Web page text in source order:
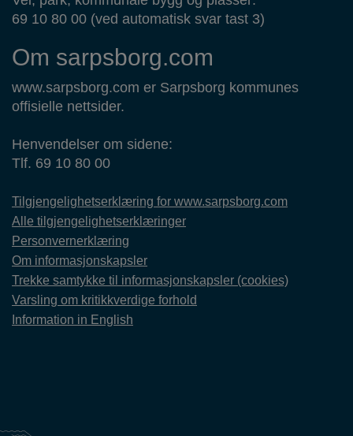
69 10 80 00 (ved automatisk svar tast 3)
Om sarpsborg.com
www.sarpsborg.com er Sarpsborg kommunes
offisielle nettsider.
Henvendelser om sidene:
Tlf. 69 10 80 00
Tilgjengelighetserklæring for www.sarpsborg.com
Alle tilgjengelighetserklæringer
Personvernerklæring
Om informasjonskapsler
Trekke samtykke til informasjonskapsler (cookies)
Varsling om kritikkverdige forhold
Information in English